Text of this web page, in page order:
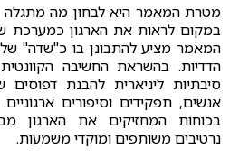
מטרת המאמר היא לבחון מה
במקום לראות את הארגון כמערכת
המאמר מציע להתבונן בו כ"שדה"
הדדיות. בהשראת החשיבה
סיבתיות ליניארית להבנת דפוסים
אנשים, תפקידים וסיפורים
בכוחות המחזיקים את הארגון
נרטיבים משותפים ומוקדי משמעות.